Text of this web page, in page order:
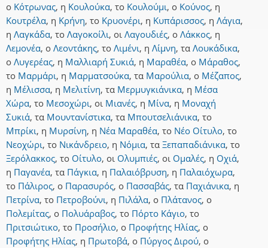
ο Κότρωνας, η Κουλούκα, το Κουλούμι, ο Κούνος, η
Κουτρέλα, η Κρήνη, το Κρυονέρι, η Κυπάρισσος, η Λάγια,
η Λαγκάδα, το Λαγοκοίλι, οι Λαγουδιές, ο Λάκκος, η
Λεμονέα, ο Λεοντάκης, το Λιμένι, η Λίμνη, τα Λουκάδικα,
ο Λυγερέας, η Μαλλιαρή Συκιά, η Μαραθέα, ο Μάραθος,
το Μαρμάρι, η Μαρματσούκα, τα Μαρούλια, ο Μέζαπος,
η Μέλισσα, η Μελιτίνη, τα Μερμυγκιάνικα, η Μέσα
Χώρα, το Μεσοχώρι, οι Μιανές, η Μίνα, η Μοναχή
Συκιά, τα Μουντανίστικα, τα Μπουτσελιάνικα, το
Μπρίκι, η Μυρσίνη, η Νέα Μαραθέα, το Νέο Οίτυλο, το
Νεοχώρι, το Νικάνδρειο, η Νόμια, τα Ξεπαπαδιάνικα, το
Ξερόλακκος, το Οίτυλο, οι Ολυμπιές, οι Ομαλές, η Οχιά,
η Παγανέα, τα Πάγκια, η Παλαιόβρυση, η Παλαιόχωρα,
το Πάλιρος, ο Παρασυρός, ο Πασσαβάς, τα Παχιάνικα, η
Πετρίνα, το Πετροβούνι, η Πιλάλα, ο Πλάτανος, ο
Πολεμίτας, ο Πολυάραβος, το Πόρτο Κάγιο, το
Πριτσιώτικο, το Προσήλιο, ο Προφήτης Ηλίας, ο
Προφήτης Ηλίας, η Πρωτοβά, ο Πύργος Διρού, ο